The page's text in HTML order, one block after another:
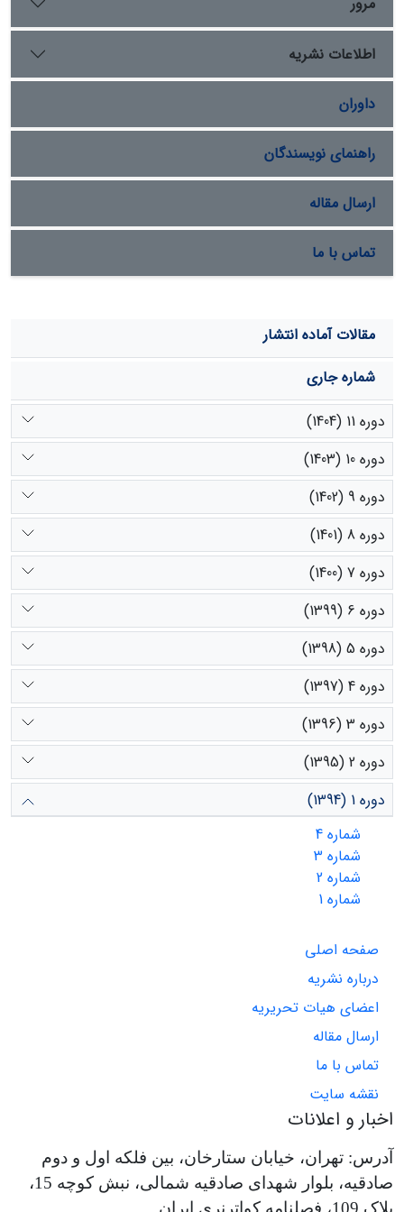
شد. در نهایت با تهیه اسلاید و کدگذاری آنها، توسط
میکروسکوپ نوری گرده­ها، شناسایی و عکسبرداری شدند. در
مجموع تعداد 28 گرده شناسایی شد که مشخصات و تصویر
هر گرده ارایه شده است.
اطلاعات نشریه
داوران
راهنمای نویسندگان
ارسال مقاله
تماس با ما
مقالات آماده انتشار
شماره جاری
دوره 11 (1404)
دوره 10 (1403)
دوره 9 (1402)
دوره 8 (1401)
دوره 7 (1400)
دوره 6 (1399)
دوره 5 (1398)
دوره 4 (1397)
دوره 3 (1396)
دوره 2 (1395)
دوره 1 (1394)
شماره 4
شماره 3
شماره 2
شماره 1
صفحه اصلی
درباره نشریه
اعضای هیات تحریریه
ارسال مقاله
تماس با ما
نقشه سایت
اخبار و اعلانات
آدرس: تهران، خیابان ستارخان، بین فلکه اول و دوم
صادقیه، بلوار شهدای صادقیه شمالی، نبش کوچه 15،
پلاک 109، فصلنامه کواترنری ایران